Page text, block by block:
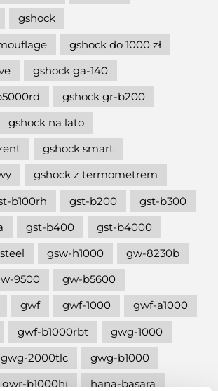
gshock
gshock do 1000 zł
gshock ga-140
gshock gr-b200
gshock na lato
gshock smart
gshock z termometrem
b100rh gst-b200
gst-b300
gst-b400
gst-b4000
gsw-h1000
gw-8230b
9500
gw-b5600
gwf gwf-1000
gwf-a1000
gwf-b1000rbt
gwg-1000
gwg-2000tlc
gwg-b1000
gwr-b1000hj
hana-basara